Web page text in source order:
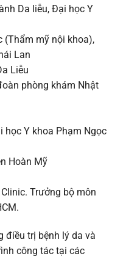
Da liễu, Đại học Y
(Thẩm mỹ nội khoa),
Lan
Liễu
phòng khám Nhật
học Y khoa Phạm Ngọc
Hoàn Mỹ
Trưởng bộ môn
điều trị bệnh lý da và
công tác tại các